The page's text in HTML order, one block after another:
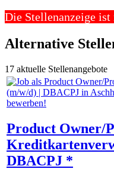
Die Stellenanzeige
Alternative
17 aktuelle Stellenangebote
Product Owner/
DBACPJ *